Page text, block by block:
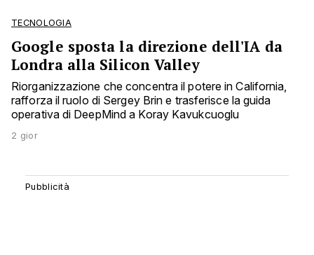
TECNOLOGIA
Google sposta la direzione dell'IA da
Londra alla Silicon Valley
Riorganizzazione che concentra il potere in California,
rafforza il ruolo di Sergey Brin e trasferisce la guida
operativa di DeepMind a Koray Kavukcuoglu
2 gior